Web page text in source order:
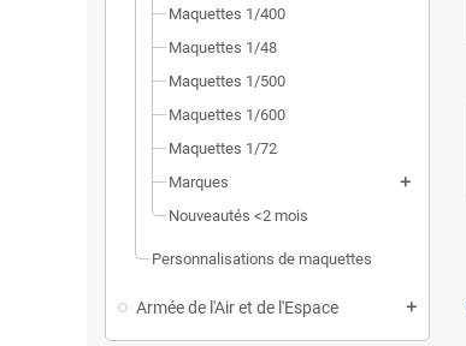
Maquettes 1/400
Maquettes 1/48
Maquettes 1/500
Maquettes 1/600
Maquettes 1/72
Marques
Nouveautés <2 mois
Personnalisations de maquettes
Armée de l'Air et de l'Espace